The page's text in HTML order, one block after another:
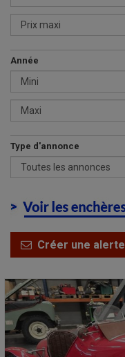
Année
Type d'annonce
Créer une alerte